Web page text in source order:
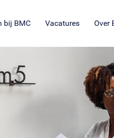
bij BMC Vacatures Over